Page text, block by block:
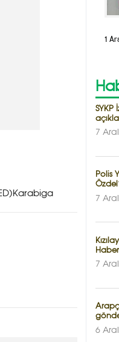
1
SYKP
7
Polis
7
Haber
7
6